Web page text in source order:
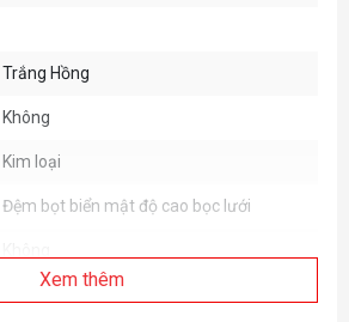
Trắng Hồng
Không
Kim loại
Đệm bọt biển mật độ cao bọc lưới
Xem thêm